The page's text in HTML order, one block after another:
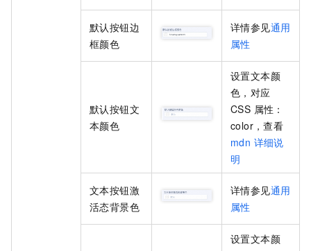
默认按钮边
框颜色
详情参见通用
属性
默认按钮文
本颜色
设置文本颜
色 ，对应
CSS 属性：
color ，查看
mdn 详细说
明
文本按钮激
活态背景色
详情参见通用
属性
设置文本颜